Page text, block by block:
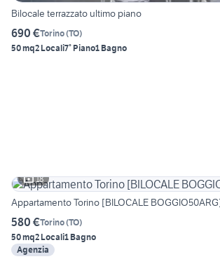
Bilocale terrazzato ultimo piano
690 €Torino(TO)
50 mq2 Locali7° Piano1 Bagno
18
Appartamento Torino [BILOCALE
580 €Torino(TO)
50 mq2 Locali1 Bagno
Agenzia